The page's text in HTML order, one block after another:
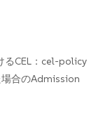
るCEL：cel-policy
合のAdmission